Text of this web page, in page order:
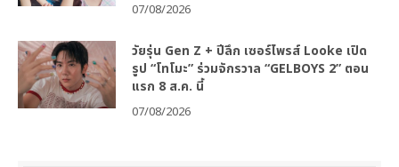
07/08/2026
วัยรุ่น Gen Z + ปีลึก เซอร์ไพรส์ Looke เปิด
รูป “โทโมะ” ร่วมจักรวาล “GELBOYS 2” ตอน
แรก 8 ส.ค. นี้
07/08/2026